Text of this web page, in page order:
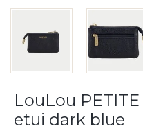
LouLou
etui dark blue